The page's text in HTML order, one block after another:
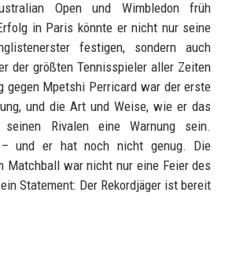
Open und Wimbledon früh
in Paris könnte er nicht nur seine
festigen, sondern auch
der größten Tennisspieler aller Zeiten
gegen Mpetshi Perricard war der erste
und die Art und Weise, wie er das
Rivalen eine Warnung sein.
und er hat noch nicht genug. Die
Matchball war nicht nur eine Feier des
Statement: Der Rekordjäger ist bereit